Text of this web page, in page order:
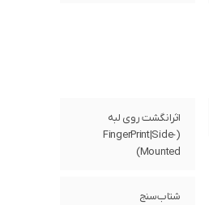
اثرانگشت روی لبه
(FingerPrint|Side-
Mounted)
شتاب‌سنج